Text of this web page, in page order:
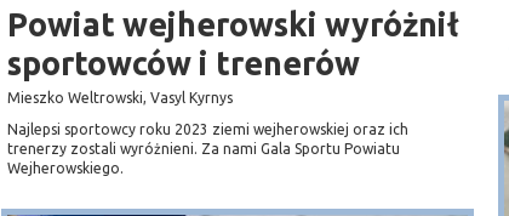
Powiat wejherowski wyróżnił
sportowców i trenerów
Mieszko Weltrowski, Vasyl Kyrnys
Najlepsi sportowcy roku 2023 ziemi wejherowskiej oraz ich
trenerzy zostali wyróżnieni. Za nami Gala Sportu Powiatu
Wejherowskiego.